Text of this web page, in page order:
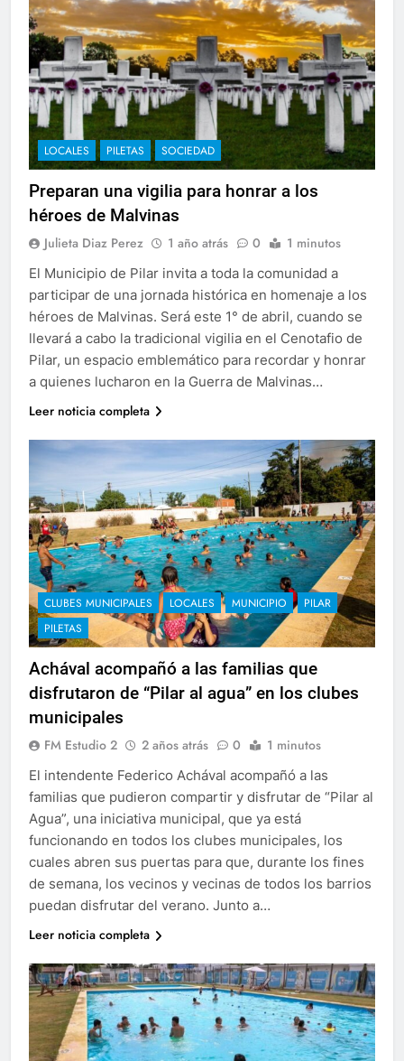
LOCALES PILETAS SOCIEDAD
Preparan una vigilia para honrar a los
héroes de Malvinas
Julieta Diaz Perez 1 año atrás 0 1 minutos
El Municipio de Pilar invita a toda la comunidad a
participar de una jornada histórica en homenaje a los
héroes de Malvinas. Será este 1° de abril, cuando se
llevará a cabo la tradicional vigilia en el Cenotafio de
Pilar, un espacio emblemático para recordar y honrar
a quienes lucharon en la Guerra de Malvinas…
Leer noticia completa
CLUBES MUNICIPALES LOCALES MUNICIPIO
PILAR
PILETAS
Achával acompañó a las familias que
disfrutaron de “Pilar al agua” en los clubes
municipales
FM Estudio 2 2 años atrás 0 1 minutos
El intendente Federico Achával acompañó a las
familias que pudieron compartir y disfrutar de “Pilar al
Agua”, una iniciativa municipal, que ya está
funcionando en todos los clubes municipales, los
cuales abren sus puertas para que, durante los fines
de semana, los vecinos y vecinas de todos los barrios
puedan disfrutar del verano. Junto a…
Leer noticia completa